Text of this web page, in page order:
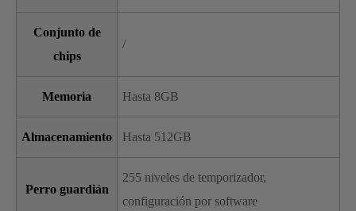
Conjunto de
chips
/
Memoria Hasta 8GB
Almacenamiento Hasta 512GB
Perro guardián
255 niveles de temporizador,
configuración por software